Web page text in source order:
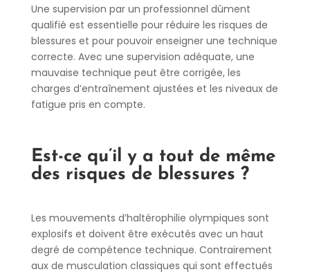
Une supervision par un professionnel dûment
qualifié est essentielle pour réduire les risques de
blessures et pour pouvoir enseigner une technique
correcte. Avec une supervision adéquate, une
mauvaise technique peut être corrigée, les
charges d’entraînement ajustées et les niveaux de
fatigue pris en compte.
Est-ce qu’il y a tout de même
des risques de blessures ?
Les mouvements d’haltérophilie olympiques sont
explosifs et doivent être exécutés avec un haut
degré de compétence technique. Contrairement
aux de musculation classiques qui sont effectués